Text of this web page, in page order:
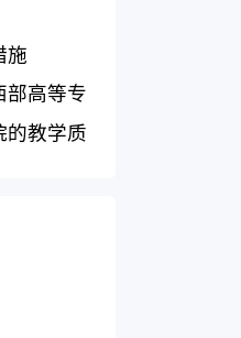
施
部高等专
的教学质